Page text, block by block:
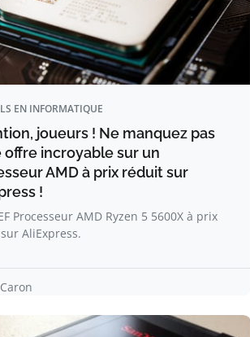
EN INFORMATIQUE
joueurs ! Ne manquez pas
incroyable sur un
AMD à prix réduit sur
!
Processeur AMD Ryzen 5 5600X à prix
AliExpress.